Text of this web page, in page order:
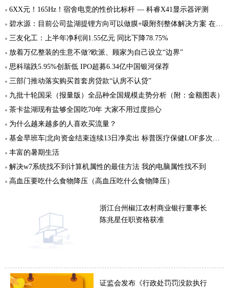
6XX元！165Hz！宿舍电竞的性价比标杆 — 科睿X41显示器评测
碧水源：目前公司盐湖提锂方向可以做膜+吸附剂整体解决方案 在工业零排放方面拿到几个订单
三友化工：上半年净利润1.55亿元 同比下降78.75%
放着万亿整装的生意不做?欧派、顾家为自己设立“边界”
思科瑞跌5.95%创新低 IPO超募6.34亿中国银河保荐
三部门推动落实购买首套房贷款“认房不认贷”
九批十轮国采（报量版）全品种全国规模走势分析（附：金额图表）
茶卡盐湖现有盐够全国吃70年 大家不用过度担心
为什么越来越多的人喜欢买流量？
基金早班车|北向资金结束连续13日净卖出 标普医疗保健LOF多次提示高溢价风险
丰富的暑期生活
解决w7系统找不到计算机属性的最佳方法 我的电脑属性找不到
高血压要吃什么食物降压（高血压吃什么食物降压）
浙江台州椒江农村商业银行董事长
陈兆星任职资格获准
证监会发布《行政处罚罚没款执行